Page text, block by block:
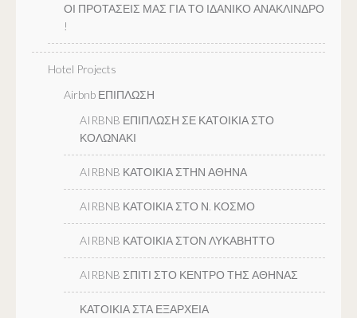
ΟΙ ΠΡΟΤΑΣΕΙΣ ΜΑΣ ΓΙΑ ΤΟ ΙΔΑΝΙΚΟ ΑΝΑΚΛΙΝΔΡΟ
!
Hotel Projects
Airbnb ΕΠΙΠΛΩΣΗ
AIRBNB ΕΠΙΠΛΩΣΗ ΣΕ ΚΑΤΟΙΚΙΑ ΣΤΟ
ΚΟΛΩΝΑΚΙ
AIRBNB ΚΑΤΟΙΚΙΑ ΣΤΗΝ ΑΘΗΝΑ
AIRBNB ΚΑΤΟΙΚΙΑ ΣΤΟ Ν. ΚΟΣΜΟ
AIRBNB ΚΑΤΟΙΚΙΑ ΣΤΟΝ ΛΥΚΑΒΗΤΤΟ
AIRBNB ΣΠΙΤΙ ΣΤΟ ΚΕΝΤΡΟ ΤΗΣ ΑΘΗΝΑΣ
ΚΑΤΟΙΚΙΑ ΣΤΑ ΕΞΑΡΧΕΙΑ